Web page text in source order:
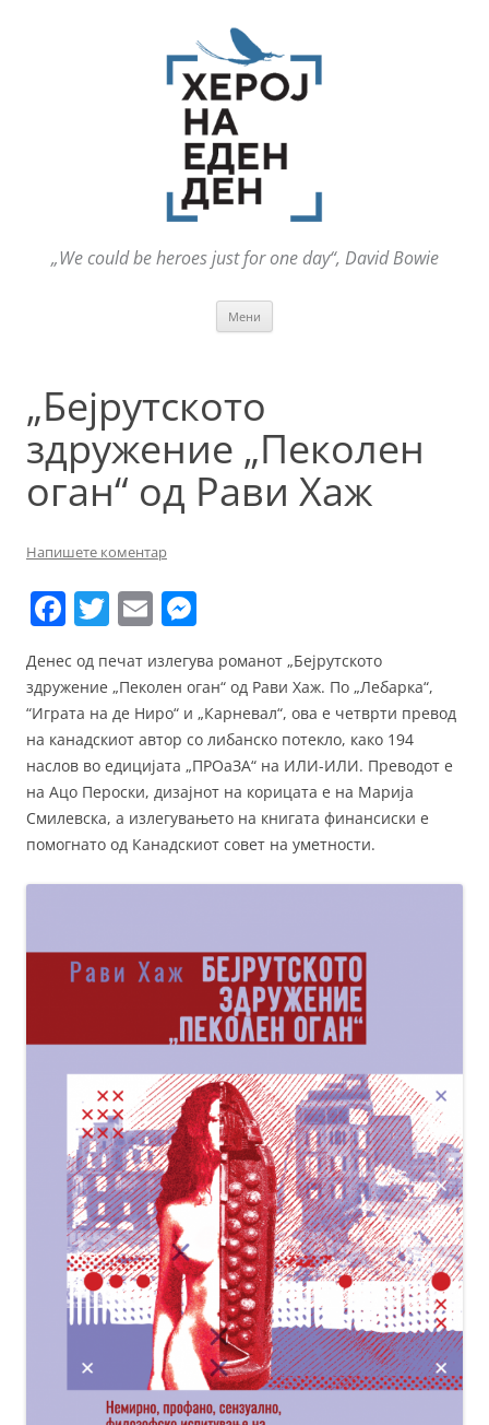
„We could be heroes just for one day“, David Bowie
Мени
„Бејрутското
здружение „Пеколен
оган“ од Рави Хаж
Напишете коментар
F
c
e
b
o
o
k
T
itt
er
E
ai
l
ss
e
n
g
er
Денес од печат излегува романот „Бејрутското
здружение „Пеколен оган“ од Рави Хаж. По „Лебарка“,
“Играта на де Ниро“ и „Карневал“, ова е четврти превод
на канадскиот автор со либанско потекло, како 194
наслов во едицијата „ПРОаЗА“ на ИЛИ-ИЛИ. Преводот е
на Ацо Пероски, дизајнот на корицата е на Марија
Смилевска, а излегувањето на книгата финансиски е
помогнато од Канадскиот совет на уметности.